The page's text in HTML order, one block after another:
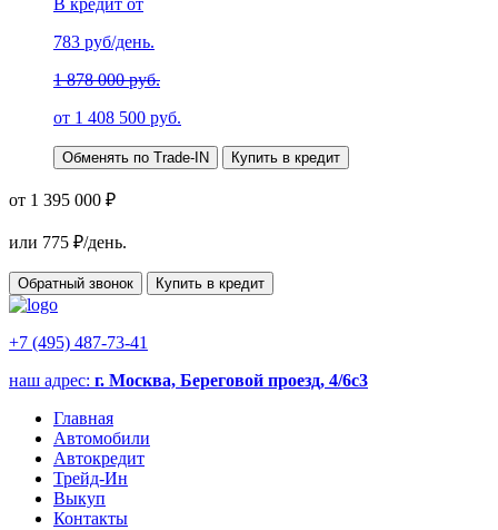
В кредит от
783 руб/день.
1 878 000 руб.
от 1 408 500 руб.
Обменять по Trade-IN Купить в кредит
от 1 395 000 ₽
или 775 ₽/день.
Обратный звонок Купить в кредит
+7 (495) 487-73-41
наш адрес: г. Москва, Береговой проезд, 4/6с3
Главная
Автомобили
Автокредит
Трейд-Ин
Выкуп
Контакты